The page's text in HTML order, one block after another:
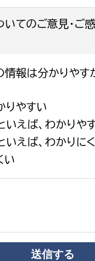
いてのご意見・ご
情報は分かりやす
りやすい
いえば、わかりや
いえば、わかりに
い